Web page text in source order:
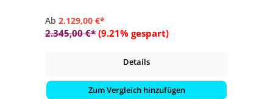
Ab 2.129,00 €*
2.345,00 €* (9.21% gespart)
Details
Zum Vergleich hinzufügen